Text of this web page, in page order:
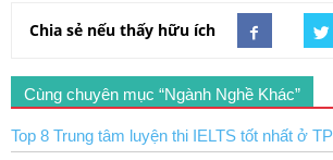
Chia sẻ nếu thấy hữu ích
Cùng chuyên mục “Ngành Nghề Khác”
Top 8 Trung tâm luyện thi IELTS tốt nhất ở